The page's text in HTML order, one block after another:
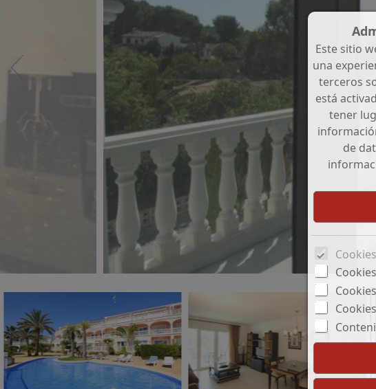
Este sitio
una
terceros
está
tener
de